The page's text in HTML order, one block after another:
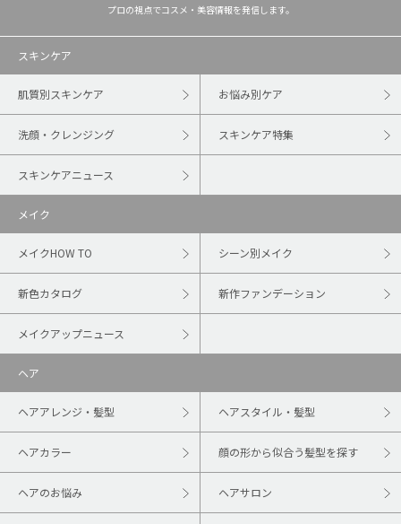
プロの視点でコスメ・美容情報を発信します。
スキンケア
肌質別スキンケア お悩み別ケア
洗顔・クレンジング スキンケア特集
スキンケアニュース
メイク
メイクHOW TO シーン別メイク
新色カタログ 新作ファンデーション
メイクアップニュース
ヘア
ヘアアレンジ・髪型 ヘアスタイル・髪型
ヘアカラー 顔の形から似合う髪型を探す
ヘアのお悩み ヘアサロン